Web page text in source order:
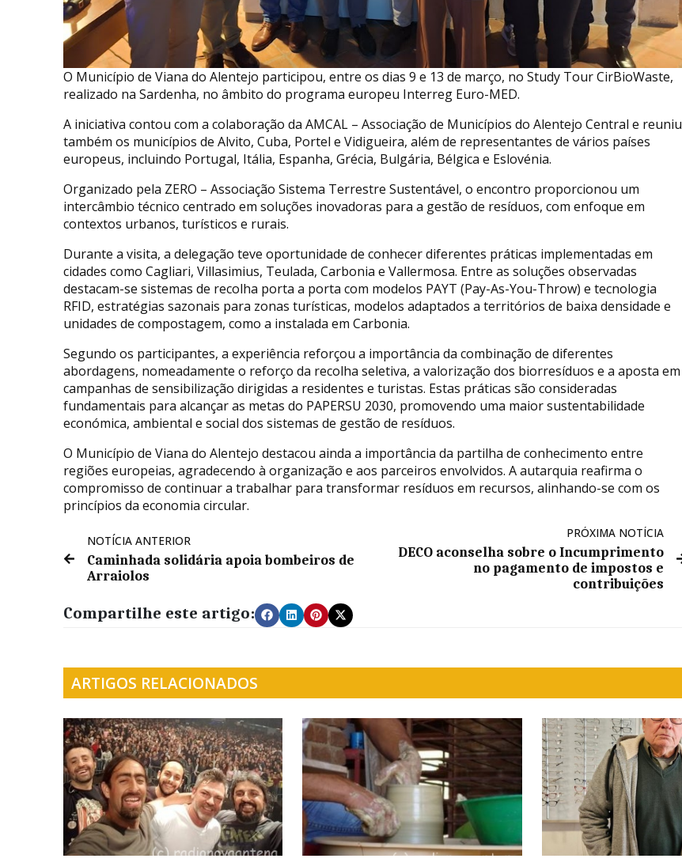
O Município de Viana do Alentejo participou, entre os dias 9 e 13 de março, no Study Tour CirBioWaste,
realizado na Sardenha, no âmbito do programa europeu Interreg Euro-MED.
A iniciativa contou com a colaboração da AMCAL – Associação de Municípios do Alentejo Central e reuniu
também os municípios de Alvito, Cuba, Portel e Vidigueira, além de representantes de vários países
europeus, incluindo Portugal, Itália, Espanha, Grécia, Bulgária, Bélgica e Eslovénia.
Organizado pela ZERO – Associação Sistema Terrestre Sustentável, o encontro proporcionou um
intercâmbio técnico centrado em soluções inovadoras para a gestão de resíduos, com enfoque em
contextos urbanos, turísticos e rurais.
Durante a visita, a delegação teve oportunidade de conhecer diferentes práticas implementadas em
cidades como Cagliari, Villasimius, Teulada, Carbonia e Vallermosa. Entre as soluções observadas
destacam-se sistemas de recolha porta a porta com modelos PAYT (Pay-As-You-Throw) e tecnologia
RFID, estratégias sazonais para zonas turísticas, modelos adaptados a territórios de baixa densidade e
unidades de compostagem, como a instalada em Carbonia.
Segundo os participantes, a experiência reforçou a importância da combinação de diferentes
abordagens, nomeadamente o reforço da recolha seletiva, a valorização dos biorresíduos e a aposta em
campanhas de sensibilização dirigidas a residentes e turistas. Estas práticas são consideradas
fundamentais para alcançar as metas do PAPERSU 2030, promovendo uma maior sustentabilidade
económica, ambiental e social dos sistemas de gestão de resíduos.
O Município de Viana do Alentejo destacou ainda a importância da partilha de conhecimento entre
regiões europeias, agradecendo à organização e aos parceiros envolvidos. A autarquia reafirma o
compromisso de continuar a trabalhar para transformar resíduos em recursos, alinhando-se com os
princípios da economia circular.
NOTÍCIA ANTERIOR
Caminhada solidária apoia bombeiros de
Arraiolos
PRÓXIMA NOTÍCIA
DECO aconselha sobre o Incumprimento
no pagamento de impostos e
contribuições
Compartilhe este artigo:
ARTIGOS RELACIONADOS